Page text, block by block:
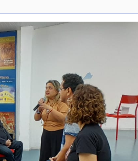
gratuita do filme sobre o
A Secretaria de Educação do
que visam ampliar o acesso à
do Tambor" contribui para o
pelo IPHAN, com o apoio